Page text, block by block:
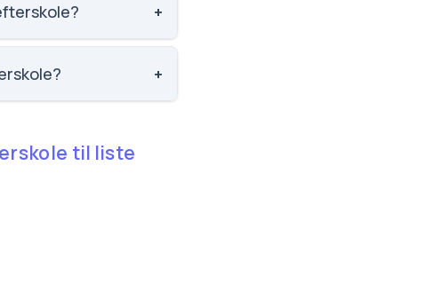
+
+
til liste